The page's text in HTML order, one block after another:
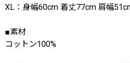
XL：身幅60cm 着丈77cm 肩幅
■素材
コットン100%